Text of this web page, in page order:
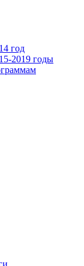
год
2019 годы